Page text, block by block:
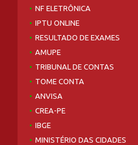
NF ELETRÔNICA
IPTU ONLINE
RESULTADO DE EXAMES
AMUPE
TRIBUNAL DE CONTAS
TOME CONTA
ANVISA
CREA-PE
IBGE
MINISTÉRIO DAS CIDADES